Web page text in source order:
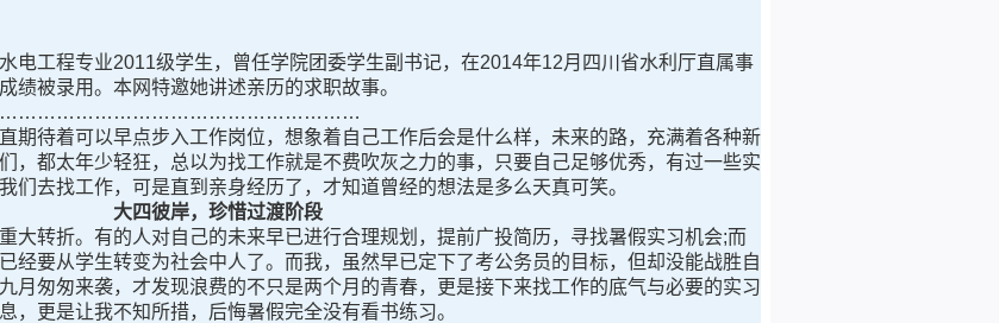
电工程专业2011级学生，曾任学院团委学生副书记，在2014年12月四川省水利厅直属事
绩被录用。本网特邀她讲述亲历的求职故事。
待着可以早点步入工作岗位，想象着自己工作后会是什么样，未来的路，充满着各种新
，都太年少轻狂，总以为找工作就是不费吹灰之力的事，只要自己足够优秀，有过一些实
们去找工作，可是直到亲身经历了，才知道曾经的想法是多么天真可笑。
大四彼岸，珍惜过渡阶段
转折。有的人对自己的未来早已进行合理规划，提前广投简历，寻找暑假实习机会;而
经要从学生转变为社会中人了。而我，虽然早已定下了考公务员的目标，但却没能战胜自
月匆匆来袭，才发现浪费的不只是两个月的青春，更是接下来找工作的底气与必要的实习
，更是让我不知所措，后悔暑假完全没有看书练习。